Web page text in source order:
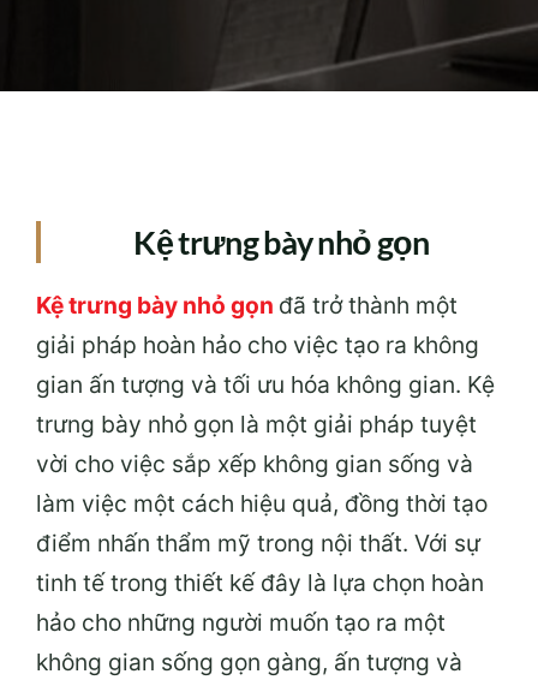
Kệ trưng bày nhỏ gọn
Kệ trưng bày nhỏ gọn đã trở thành một
giải pháp hoàn hảo cho việc tạo ra không
gian ấn tượng và tối ưu hóa không gian. Kệ
trưng bày nhỏ gọn là một giải pháp tuyệt
vời cho việc sắp xếp không gian sống và
làm việc một cách hiệu quả, đồng thời tạo
điểm nhấn thẩm mỹ trong nội thất. Với sự
tinh tế trong thiết kế đây là lựa chọn hoàn
hảo cho những người muốn tạo ra một
không gian sống gọn gàng, ấn tượng và